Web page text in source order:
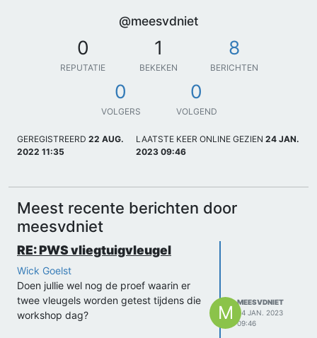
@meesvdniet
0
REPUTATIE
1
BEKEKEN
8
BERICHTEN
0
VOLGERS
0
VOLGEND
GEREGISTREERD 22 AUG.
2022 11:35
LAATSTE KEER ONLINE GEZIEN 24 JAN.
2023 09:46
Meest recente berichten door
meesvdniet
RE: PWS vliegtuigvleugel
Wick Goelst
Doen jullie wel nog de proef waarin er
twee vleugels worden getest tijdens die
workshop dag?
M MEESVDNIET
24 JAN. 2023
09:46